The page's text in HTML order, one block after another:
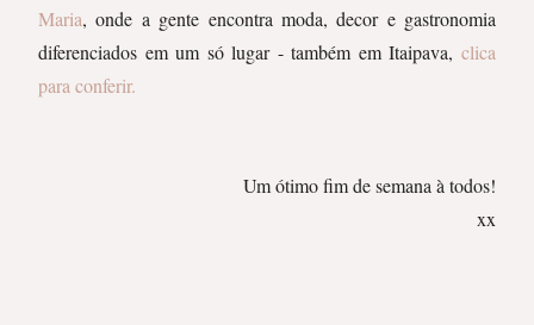
Maria, onde a gente encontra moda, decor e gastronomia
diferenciados em um só lugar - também em Itaipava, clica
para conferir.
Um ótimo fim de semana à todos!
xx